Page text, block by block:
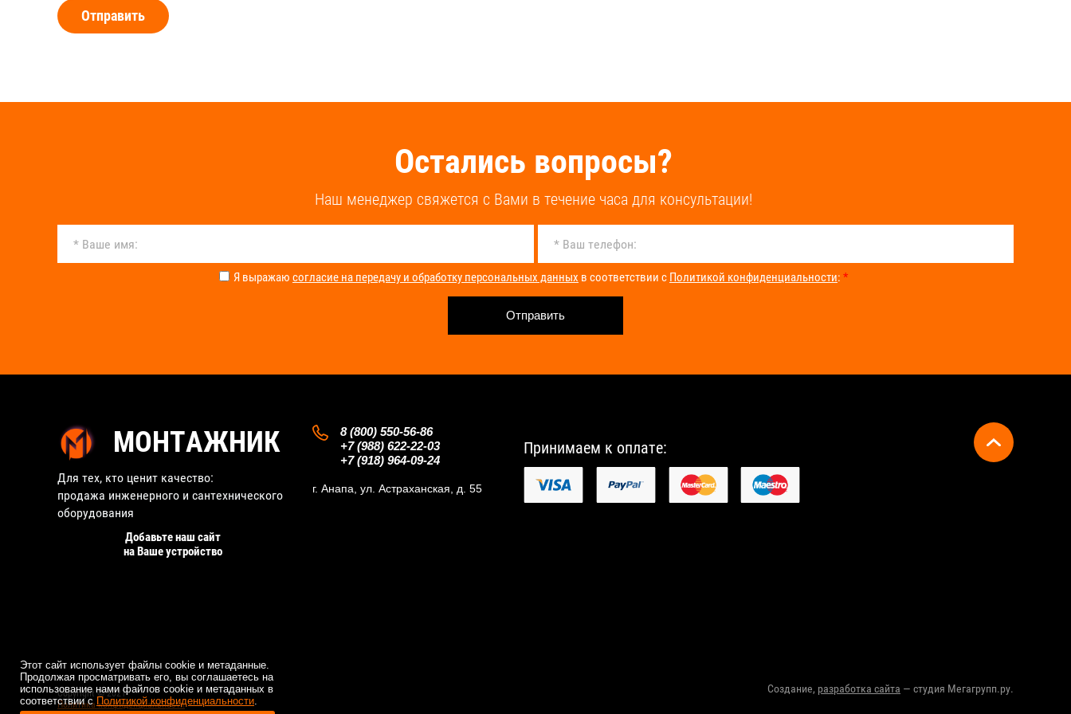
Отправить
Остались вопросы?
Наш менеджер свяжется с Вами в течение часа для консультации!
Я выражаю согласие на передачу и обработку персональных данных в соответствии с Политикой конфиденциальности: *
Отправить
МОНТАЖНИК
Для тех, кто ценит качество:
продажа инженерного и сантехнического
оборудования
Добавьте наш сайт
на Ваше устройство
8 (800) 550-56-86
+7 (988) 622-22-03
+7 (918) 964-09-24
г. Анапа, ул. Астраханская, д. 55
Принимаем к оплате:
Copyright © 2021
Политика конфиденциальности
Создание, разработка сайта — студия Мегагрупп.ру.
Этот сайт использует файлы cookie и метаданные.
Продолжая просматривать его, вы соглашаетесь на
использование нами файлов cookie и метаданных в
соответствии с Политикой конфиденциальности.